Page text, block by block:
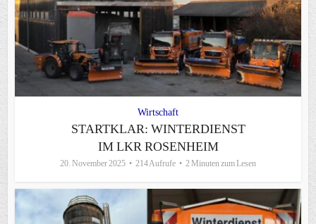
Wirtschaft
STARTKLAR: WINTERDIENST
IM LKR ROSENHEIM
20. November 2025 214 Aufrufe 2 Minuten zum Lesen